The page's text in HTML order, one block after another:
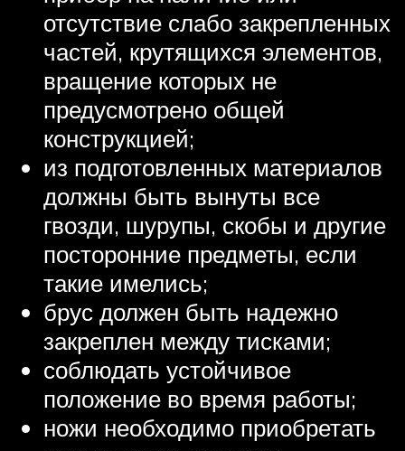
отсутствие слабо закрепленных
частей, крутящихся элементов,
вращение которых не
предусмотрено общей
конструкцией;
из подготовленных материалов
должны быть вынуты все
гвозди, шурупы, скобы и другие
посторонние предметы, если
такие имелись;
брус должен быть надежно
закреплен между тисками;
соблюдать устойчивое
положение во время работы;
ножи необходимо приобретать